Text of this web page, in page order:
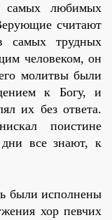
самых любимых
считают
трудных
человеком, он
молитвы были
к Богу, и
их без ответа.
поистине
все знают, к
были исполнены
хор певчих